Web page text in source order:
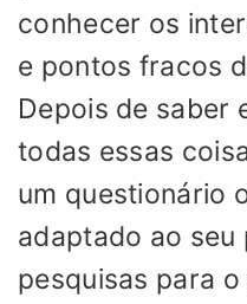
conhecer os
e pontos fracos
Depois de saber
todas essas
um questionário
adaptado ao seu
pesquisas para